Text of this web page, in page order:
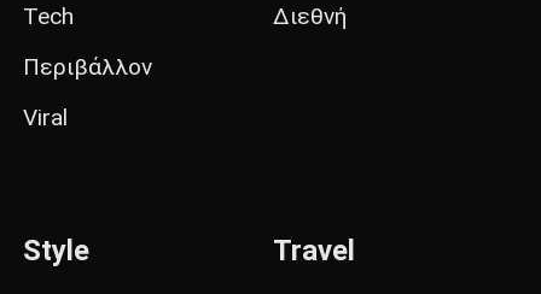
Tech
Περιβάλλον
Viral
Διεθνή
Style Travel